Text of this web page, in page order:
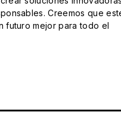
Creemos que
futuro mejor para todo el